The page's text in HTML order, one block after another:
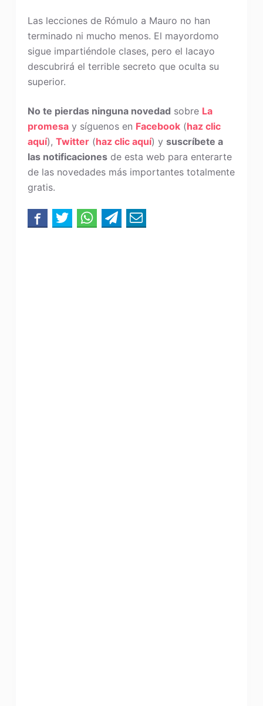
Las lecciones de Rómulo a Mauro no han
terminado ni mucho menos. El mayordomo
sigue impartiéndole clases, pero el lacayo
descubrirá el terrible secreto que oculta su
superior.
No te pierdas ninguna novedad sobre La
promesay síguenos en Facebook(haz clic
aquí), Twitter(haz clic aquí) y suscríbete a
las notificacionesde esta web para enterarte
de las novedades más importantes totalmente
gratis.